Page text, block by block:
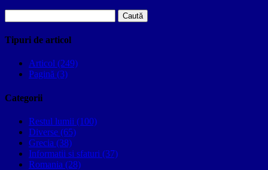
după:
Tipuri de articol
Articol (249)
Pagină (3)
Categorii
Restul lumii (100)
Diverse (65)
Grecia (38)
Informatii si sfaturi (37)
Romania (28)